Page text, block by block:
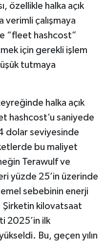
özellikle halka açık
verimli çalışmaya
“fleet hashcost”
için gerekli işlem
tutmaya
halka açık
hashcost’u saniyede
dolar seviyesinde
bu maliyet
Terawulf ve
yüzde 25’in üzerinde
sebebinin enerji
Şirketin kilovatsaat
2025’in ilk
Bu, geçen yılın